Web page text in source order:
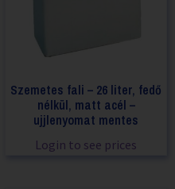
Szemetes fali – 26 liter, fedő
nélkül, matt acél –
ujjlenyomat mentes
Login to see prices